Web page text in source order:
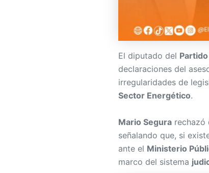
El diputado del
declaraciones del
irregularidades de
Sector Energético.
Mario Segura rechazó
señalando que, si
ante el Ministerio
marco del sistema